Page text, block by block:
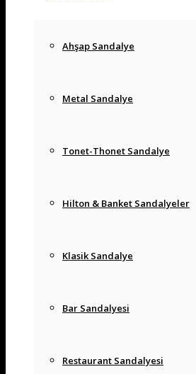
Ahşap Sandalye
Metal Sandalye
Tonet-Thonet Sandalye
Hilton & Banket Sandalyeler
Klasik Sandalye
Bar Sandalyesi
Restaurant Sandalyesi